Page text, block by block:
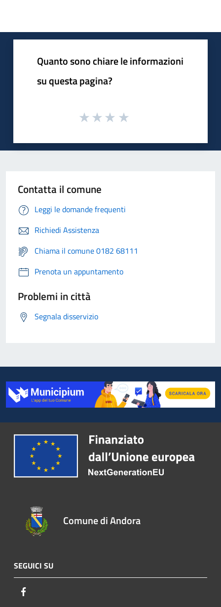
Quanto sono chiare le informazioni
su questa pagina?
Contatta il comune
Leggi le domande frequenti
Richiedi Assistenza
Chiama il comune 0182 68111
Prenota un appuntamento
Problemi in città
Segnala disservizio
Comune di Andora
SEGUICI SU